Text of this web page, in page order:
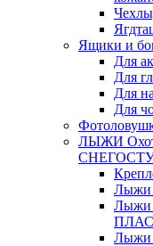
Ящики и
Для
Для
Для
Для
ЛЫЖИ
Лыжи
Лыжи
Лыжи